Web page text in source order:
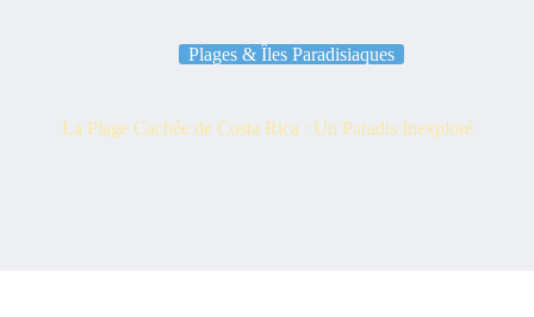
Plages & Îles Paradisiaques
La Plage Cachée de Costa Rica : Un Paradis Inexploré